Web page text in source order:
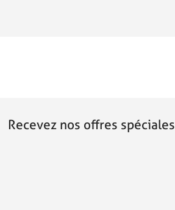
Recevez nos offres spéciales